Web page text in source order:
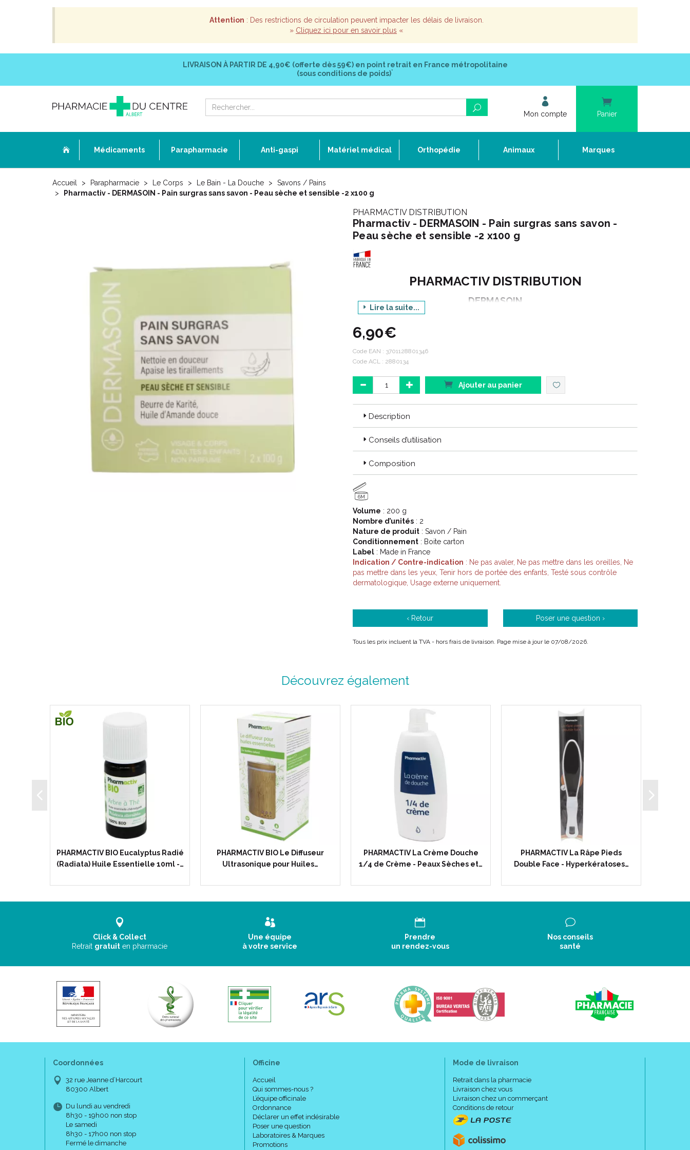
Attention : Des restrictions de circulation peuvent impacter les délais de livraison.
» Cliquez ici pour en savoir plus «
LIVRAISON À PARTIR DE 4,90€ (offerte dès 59€) en point retrait en France métropolitaine
(sous conditions de poids)*
Mon compte Panier
Médicaments Parapharmacie Anti-gaspi Matériel médical Orthopédie Animaux Marques
Accueil Parapharmacie Le Corps Le Bain - La Douche
Savons / Pains
Pharmactiv - DERMASOIN - Pain surgras sans savon - Peau sèche et sensible -2 x100 g
PHARMACTIV DISTRIBUTION
Pharmactiv - DERMASOIN - Pain surgras sans savon -
Peau sèche et sensible -2 x100 g
PHARMACTIV DISTRIBUTION
DERMASOIN
Code EAN : 3701128801346
Lire la suite...
6,90€
Code EAN : 3701128801346
Code ACL : 2880134
Ajouter au panier
Description
Conseils d’utilisation
Composition
6M
Volume : 200 g
Nombre d’unités : 2
Nature de produit : Savon / Pain
Conditionnement : Boite carton
Label : Made in France
Indication / Contre-indication : Ne pas avaler, Ne pas mettre dans les oreilles, Ne
pas mettre dans les yeux, Tenir hors de portée des enfants, Testé sous contrôle
dermatologique, Usage externe uniquement.
‹ Retour Poser une question ›
Tous les prix incluent la TVA - hors frais de livraison. Page mise à jour le 07/08/2026.
Découvrez également
PHARMACTIV BIO Eucalyptus Radié
(Radiata) Huile Essentielle 10ml -…
PHARMACTIV BIO Le Diffuseur
Ultrasonique pour Huiles…
PHARMACTIV La Crème Douche
1/4 de Crème - Peaux Sèches et…
PHARMACTIV La Râpe Pieds
Double Face - Hyperkératoses…
Click & Collect
Retrait gratuit en pharmacie
Une équipe
à votre service
Prendre
un rendez-vous
Nos conseils
santé
Coordonnées
32 rue Jeanne d’Harcourt
80300 Albert
Du lundi au vendredi
8h30 - 19h00 non stop
Le samedi
8h30 - 17h00 non stop
Fermé le dimanche
Officine
Accueil
Qui sommes-nous ?
L’équipe officinale
Ordonnance
Déclarer un effet indésirable
Poser une question
Laboratoires & Marques
Promotions
Mode de livraison
Retrait dans la pharmacie
Livraison chez vous
Livraison chez un commerçant
Conditions de retour